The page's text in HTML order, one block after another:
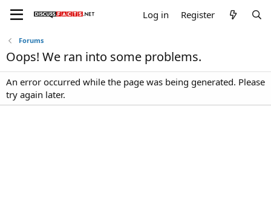
Log in Register
Forums
Oops! We ran into some problems.
An error occurred while the page was being generated. Please
try again later.